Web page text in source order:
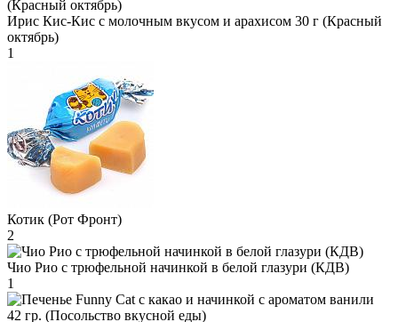
Ирис Кис-Кис с молочным вкусом и арахисом 30 г (Красный
октябрь)
1
Котик (Рот Фронт)
2
Чио Рио с трюфельной начинкой в белой глазури (КДВ)
1